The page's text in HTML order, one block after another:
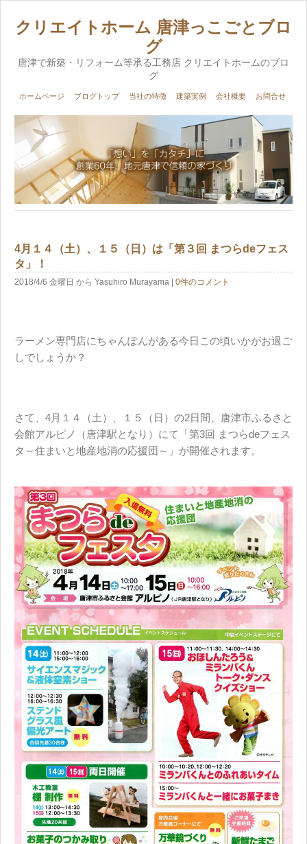
クリエイトホーム 唐津っこごとブロ
グ
唐津で新築・リフォーム等承る工務店 クリエイトホームのブロ
グ
ホームページ ブログトップ 当社の特徴 建築実例 会社概要 お問合せ
4月１４（土）、１５（日）は「第３回 まつらdeフェス
タ」！
2018/4/6 金曜日 から Yasuhiro Murayama 0件のコメント
ラーメン専門店にちゃんぽんがある今日この頃いかがお過ご
しでしょうか？
さて、4月１４（土）、１５（日）の2日間、唐津市ふるさと
会館アルピノ（唐津駅となり）にて「第3回 まつらdeフェス
タ～住まいと地産地消の応援団～」が開催されます。